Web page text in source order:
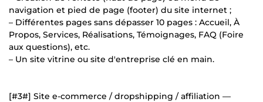
navigation et pied de page (footer) du site internet ;
– Différentes pages sans dépasser 10 pages : Accueil, À
Propos, Services, Réalisations, Témoignages, FAQ (Foire
aux questions), etc.
– Un site vitrine ou site d'entreprise clé en main.
[#3#] Site e-commerce / dropshipping / affiliation —